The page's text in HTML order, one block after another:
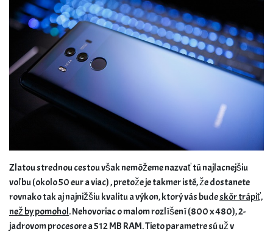
Zlatou strednou cestou však nemôžeme nazvať tú najlacnejšiu
voľbu (okolo 50 eur a viac) , pretože je takmer isté, že dostanete
rovnako tak aj najnižšiu kvalitu a výkon, ktorý vás budeskôr trápiť,
než by pomohol. Nehovoriac o malom rozlíšení (800 x 480), 2-
jadrovom procesore a 512 MB RAM. Tieto parametre sú už v